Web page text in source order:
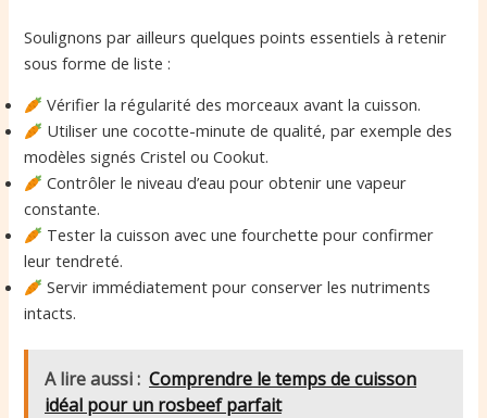
Soulignons par ailleurs quelques points essentiels à retenir
sous forme de liste :
Vérifier la régularité des morceaux avant la cuisson.
Utiliser une cocotte-minute de qualité, par exemple des
modèles signés Cristel ou Cookut.
Contrôler le niveau d’eau pour obtenir une vapeur
constante.
Tester la cuisson avec une fourchette pour confirmer
leur tendreté.
Servir immédiatement pour conserver les nutriments
intacts.
A lire aussi : Comprendre le temps de cuisson
idéal pour un rosbeef parfait